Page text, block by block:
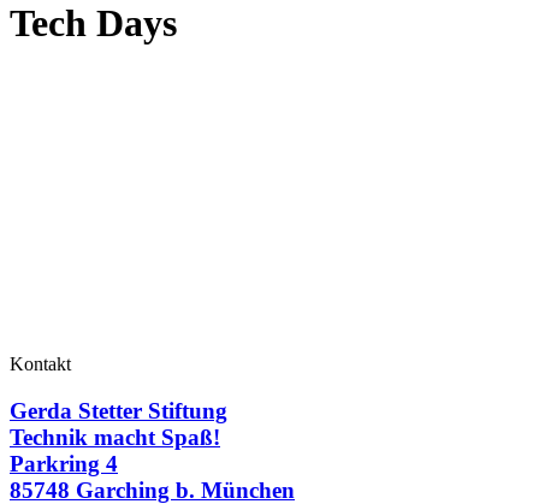
Tech Days
Kontakt
Gerda Stetter Stiftung
Technik macht Spaß!
Parkring 4
85748 Garching b. München